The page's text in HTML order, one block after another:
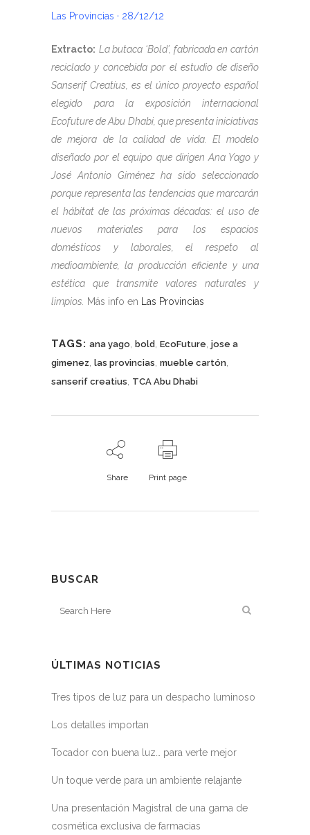
Las Provincias · 28/12/12
Extracto: La butaca ‘Bold’, fabricada en cartón
reciclado y concebida por el estudio de diseño
Sanserif Creatius, es el único proyecto español
elegido para la exposición internacional
Ecofuture de Abu Dhabi, que presenta iniciativas
de mejora de la calidad de vida. El modelo
diseñado por el equipo que dirigen Ana Yago y
José Antonio Giménez ha sido seleccionado
porque representa las tendencias que marcarán
el hábitat de las próximas décadas: el uso de
nuevos materiales para los espacios
domésticos y laborales, el respeto al
medioambiente, la producción eficiente y una
estética que transmite valores naturales y
limpios. Más info en Las Provincias
TAGS: ana yago, bold , EcoFuture, jose a
gimenez, las provincias, mueble cartón,
sanserif creatius, TCA Abu Dhabi
Share Print page
BUSCAR
ÚLTIMAS NOTICIAS
Tres tipos de luz para un despacho luminoso
Los detalles importan
Tocador con buena luz… para verte mejor
Un toque verde para un ambiente relajante
Una presentación Magistral de una gama de
cosmética exclusiva de farmacias